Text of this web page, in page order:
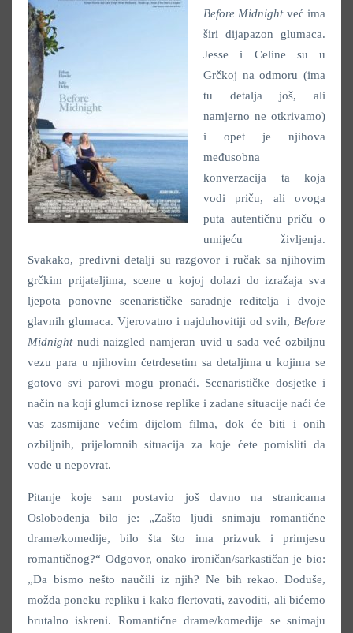
Before Midnightveć ima
širi dijapazon glumaca.
Jesse i Celine su u
Grčkoj na odmoru (ima
tu detalja još, ali
namjerno ne otkrivamo)
i opet je njihova
međusobna
konverzacija ta koja
vodi priču, ali ovoga
puta autentičnu priču o
umijeću življenja.
Svakako, predivni detalji su razgovor i ručak sa njihovim
grčkim prijateljima, scene u kojoj dolazi do izražaja sva
ljepota ponovne scenarističke saradnje reditelja i dvoje
glavnih glumaca. Vjerovatno i najduhovitiji od svih, Before
Midnightnudi naizgled namjeran uvid u sada već ozbiljnu
vezu para u njihovim četrdesetim sa detaljima u kojima se
gotovo svi parovi mogu pronaći. Scenarističke dosjetke i
način na koji glumci iznose replike i zadane situacije naći će
vas zasmijane većim dijelom filma, dok će biti i onih
ozbiljnih, prijelomnih situacija za koje ćete pomisliti da
vode u nepovrat.
Pitanje koje sam postavio još davno na stranicama
Oslobođenja bilo je: „Zašto ljudi snimaju romantične
drame/komedije, bilo šta što ima prizvuk i primjesu
romantičnog?“ Odgovor, onako ironičan/sarkastičan je bio:
„Da bismo nešto naučili iz njih? Ne bih rekao. Doduše,
možda poneku repliku i kako flertovati, zavoditi, ali bićemo
brutalno iskreni. Romantične drame/komedije se snimaju